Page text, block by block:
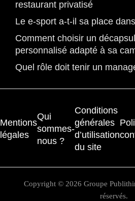
restaurant privatisé
Le e-sport a-t-il sa place
Comment choisir un
personnalisé adapté à sa
Quel rôle doit tenir un
Mentions
légales
Qui
sommes-
nous ?
Conditions
générales
d’utilisation
du site
Copyright © 2026 Groupe
réservés.